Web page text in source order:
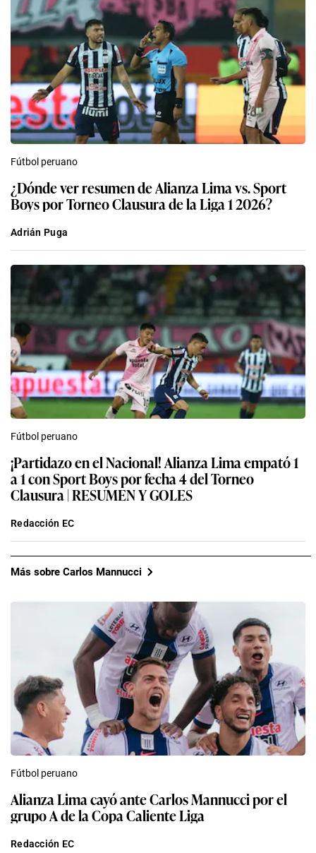
Fútbol peruano
¿Dónde ver resumen de Alianza Lima vs. Sport
Boys por Torneo Clausura de la Liga 1 2026?
Adrián Puga
Fútbol peruano
¡Partidazo en el Nacional! Alianza Lima empató 1
a 1 con Sport Boys por fecha 4 del Torneo
Clausura | RESUMEN Y GOLES
Redacción EC
Más sobre Carlos Mannucci
Fútbol peruano
Alianza Lima cayó ante Carlos Mannucci por el
grupo A de la Copa Caliente Liga
Redacción EC